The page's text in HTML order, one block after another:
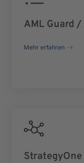
AML Guard
Mehr erfahren
StrategyOne